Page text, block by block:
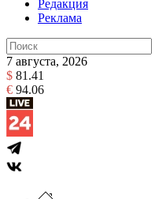
Редакция
Реклама
7 августа, 2026
$ 81.41
€ 94.06